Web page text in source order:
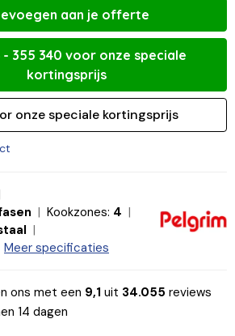
aan je offerte
- 355 340 voor onze speciale
kortingsprijs
onze speciale kortingsprijs
Kookzones: 4
Meer specificaties
ons met een 9,1 uit 34.055 reviews
14 dagen